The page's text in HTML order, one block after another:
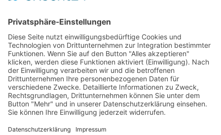
Nennungsliste Rennen 3
Startaufstellung Rennen 3
Ergebnis Rennen 3 Teil 1
Original Zeitnahme
Rundentabelle Rennen 3 Teil 1
Ergebnis Rennen 3 Teil 2
Original Zeitnahme
Rundentabelle Rennen 3 Teil 2
Ergebnis Rennen 3 Teil 1+2
Original Zeitnahme
Bericht Rennen 3